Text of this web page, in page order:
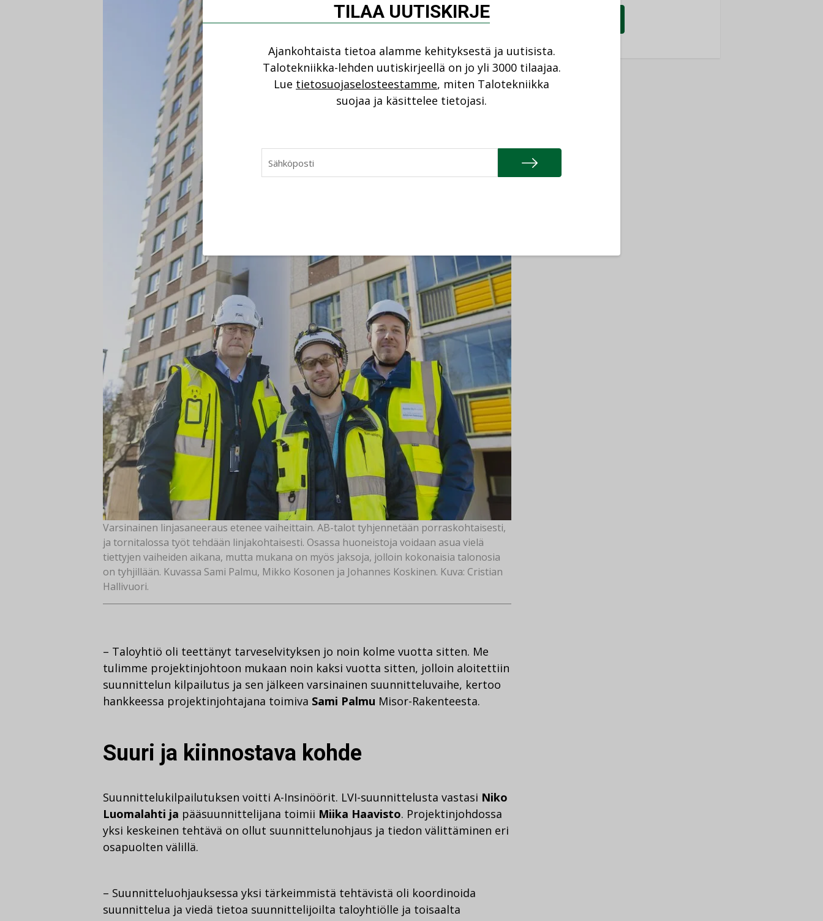
Varsinainen linjasaneeraus etenee vaiheittain. AB-talot tyhjennetään porraskohtaisesti,
ja tornitalossa työt tehdään linjakohtaisesti. Osassa huoneistoja voidaan asua vielä
tiettyjen vaiheiden aikana, mutta mukana on myös jaksoja, jolloin kokonaisia talonosia
on tyhjillään. Kuvassa Sami Palmu, Mikko Kosonen ja Johannes Koskinen. Kuva: Cristian
Hallivuori.
– Taloyhtiö oli teettänyt tarveselvityksen jo noin kolme vuotta sitten. Me
tulimme projektinjohtoon mukaan noin kaksi vuotta sitten, jolloin aloitettiin
suunnittelun kilpailutus ja sen jälkeen varsinainen suunnitteluvaihe, kertoo
hankkeessa projektinjohtajana toimiva Sami Palmu Misor-Rakenteesta.
Suuri ja kiinnostava kohde
Suunnittelukilpailutuksen voitti A-Insinöörit. LVI-suunnittelusta vastasi Niko
Luomalahti ja pääsuunnittelijana toimii Miika Haavisto. Projektinjohdossa
yksi keskeinen tehtävä on ollut suunnittelunohjaus ja tiedon välittäminen eri
osapuolten välillä.
– Suunnitteluohjauksessa yksi tärkeimmistä tehtävistä oli koordinoida
suunnittelua ja viedä tietoa suunnittelijoilta taloyhtiölle ja toisaalta
TILAA UUTISKIRJE
Ajankohtaista tietoa alamme kehityksestä ja uutisista.
Talotekniikka-lehden uutiskirjeellä on jo yli 3000 tilaajaa.
Lue tietosuojaselosteestamme, miten Talotekniikka
suojaa ja käsittelee tietojasi.